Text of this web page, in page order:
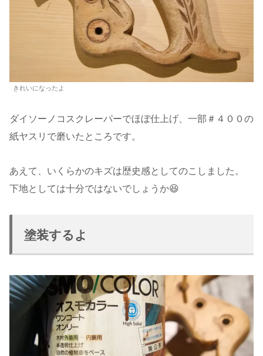
きれいになったよ
ダイソーノコスクレーパーでほぼ仕上げ、一部＃４００の
紙ヤスリで磨いたところです。
あえて、いくらかのキズは歴史感としてのこしました。
下地としては十分ではないでしょうか😆
塗装するよ